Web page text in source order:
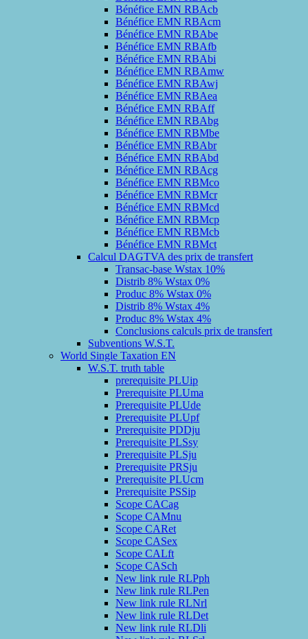
Bénéfice EMN RBAcb
Bénéfice EMN RBAcm
Bénéfice EMN RBAbe
Bénéfice EMN RBAfb
Bénéfice EMN RBAbi
Bénéfice EMN RBAmw
Bénéfice EMN RBAwj
Bénéfice EMN RBAea
Bénéfice EMN RBAff
Bénéfice EMN RBAbg
Bénéfice EMN RBMbe
Bénéfice EMN RBAbr
Bénéfice EMN RBAbd
Bénéfice EMN RBAcg
Bénéfice EMN RBMco
Bénéfice EMN RBMcr
Bénéfice EMN RBMcd
Bénéfice EMN RBMcp
Bénéfice EMN RBMcb
Bénéfice EMN RBMct
Calcul DAGTVA des prix de transfert
Transac-base Wstax 10%
Distrib 8% Wstax 0%
Produc 8% Wstax 0%
Distrib 8% Wstax 4%
Produc 8% Wstax 4%
Conclusions calculs prix de transfert
Subventions W.S.T.
World Single Taxation EN
W.S.T. truth table
prerequisite PLUip
Prerequisite PLUma
Prerequisite PLUde
Prerequisite PLUpf
Prerequisite PDDju
Prerequisite PLSsy
Prerequisite PLSju
Prerequisite PRSju
Prerequisite PLUcm
Prerequisite PSSip
Scope CACag
Scope CAMnu
Scope CARet
Scope CASex
Scope CALft
Scope CASch
New link rule RLPph
New link rule RLPen
New link rule RLNrl
New link rule RLDet
New link rule RLDli